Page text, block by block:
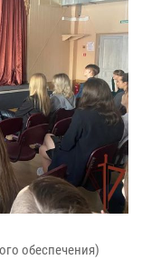
обеспечения)